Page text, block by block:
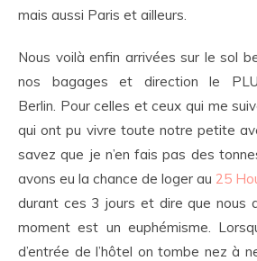
mais aussi Paris et ailleurs.
Nous voilà enfin arrivées sur le sol
nos bagages et direction le
Berlin. Pour celles et ceux qui me
qui ont pu vivre toute notre petite
savez que je n’en fais pas des
avons eu la chance de loger au 25
durant ces 3 jours et dire que nous
moment est un euphémisme.
d’entrée de l’hôtel on tombe nez à